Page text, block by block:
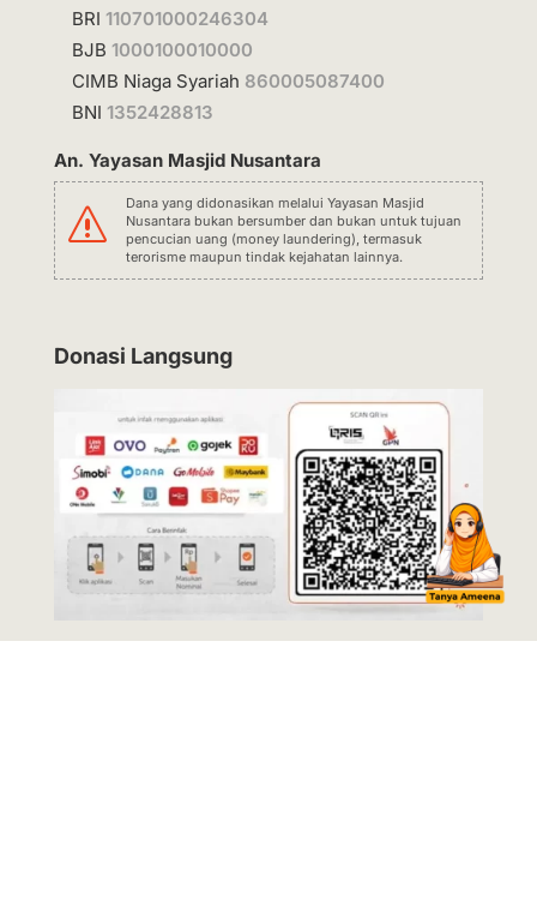
BRI 110701000246304
BJB 1000100010000
CIMB Niaga Syariah 860005087400
BNI 1352428813
An. Yayasan Masjid Nusantara
s
Dana yang didonasikan melalui Yayasan Masjid
Nusantara bukan bersumber dan bukan untuk tujuan
pencucian uang (money laundering), termasuk
terorisme maupun tindak kejahatan lainnya.
Donasi Langsung